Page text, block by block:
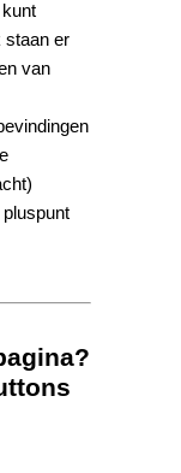
staan er
van